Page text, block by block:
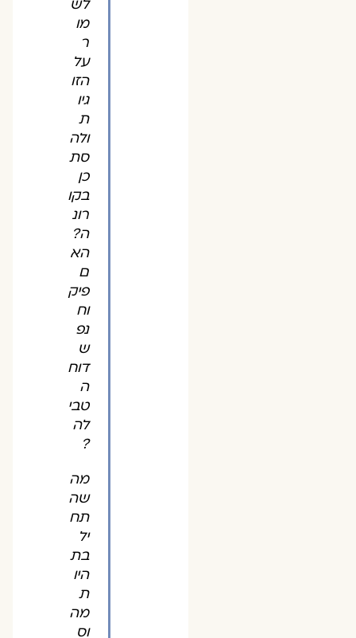
לש
מו
ר
על
הזו
גיו
ת
ולה
סת
כן
בקו
רונ
ה?
הא
ם
פיק
וח
נפ
ש
דוח
ה
טבי
לה
?
מה
שה
תח
יל
בת
היו
ת
מה
וס